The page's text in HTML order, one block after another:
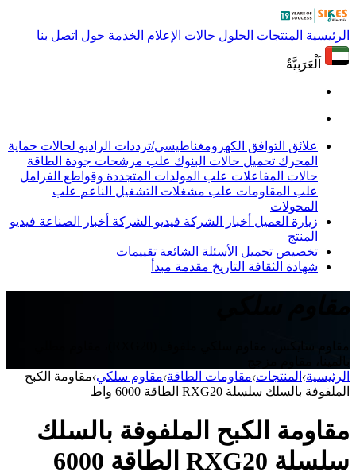
الرئيسية المنتجات الحلول حالات الإعلام الخدمة حول اتصل بنا
اَلْعَرَبِيَّةُ
علائق التوافق الكهرومغناطيسي/ترددات الراديو لحالات حماية
المحرك تحميل حالات البنوك علب مرشحات جودة الطاقة
حالات المفاعلات علب المولدات المتجددة وقواطع الفرامل
علب المقاومات علب مشغلات التشغيل الناعم علب
المحولات
زيارة العميل أخبار الشركة فيديو الشركة أخبار الصناعة فيديو
المنتج
تخصيص تحميل الأسئلة الشائعة تقييمات
شهادة الثقافة التاريخ مقدمة مبدأ
الرئيسية› المنتجات›مقاومات الطاقة›مقاوم سلكي›مقاومة الكبح
الملفوفة بالسلك سلسلة RXG20 الطاقة 6000 واط
مقاومة الكبح الملفوفة بالسلك
سلسلة RXG20 الطاقة 6000